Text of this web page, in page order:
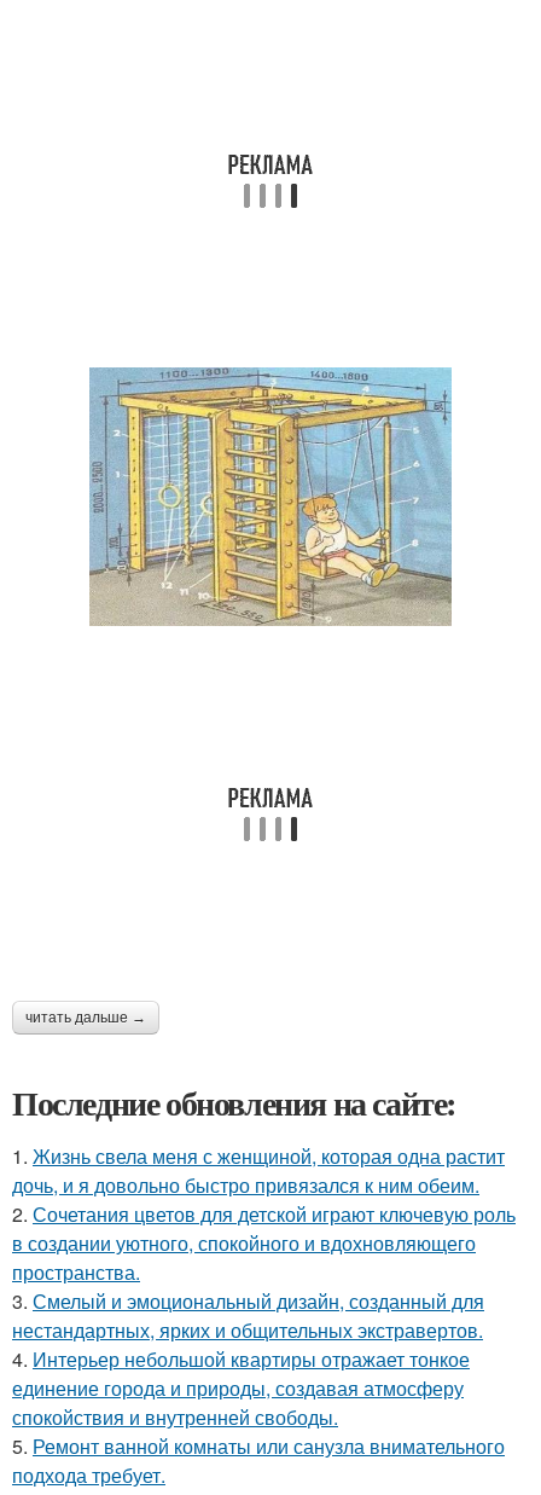
читать дальше →
Последние обновления на сайте:
1. Жизнь свела меня с женщиной, которая одна растит
дочь, и я довольно быстро привязался к ним обеим.
2. Сочетания цветов для детской играют ключевую роль
в создании уютного, спокойного и вдохновляющего
пространства.
3. Смелый и эмоциональный дизайн, созданный для
нестандартных, ярких и общительных экстравертов.
4. Интерьер небольшой квартиры отражает тонкое
единение города и природы, создавая атмосферу
спокойствия и внутренней свободы.
5. Ремонт ванной комнаты или санузла внимательного
подхода требует.